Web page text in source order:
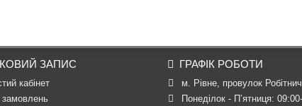
ЗАПИС
кабінет
замовлень
ГРАФІК РОБОТИ
м. Рівне, провулок
Понеділок - П’ятниця: